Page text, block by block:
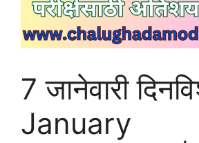
7 जानेवारी
January